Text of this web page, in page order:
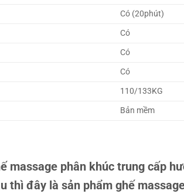
Có (20phút)
Có
Có
Có
110/133KG
Bản mềm
massage phân khúc trung cấp
thì đây là sản phẩm ghế